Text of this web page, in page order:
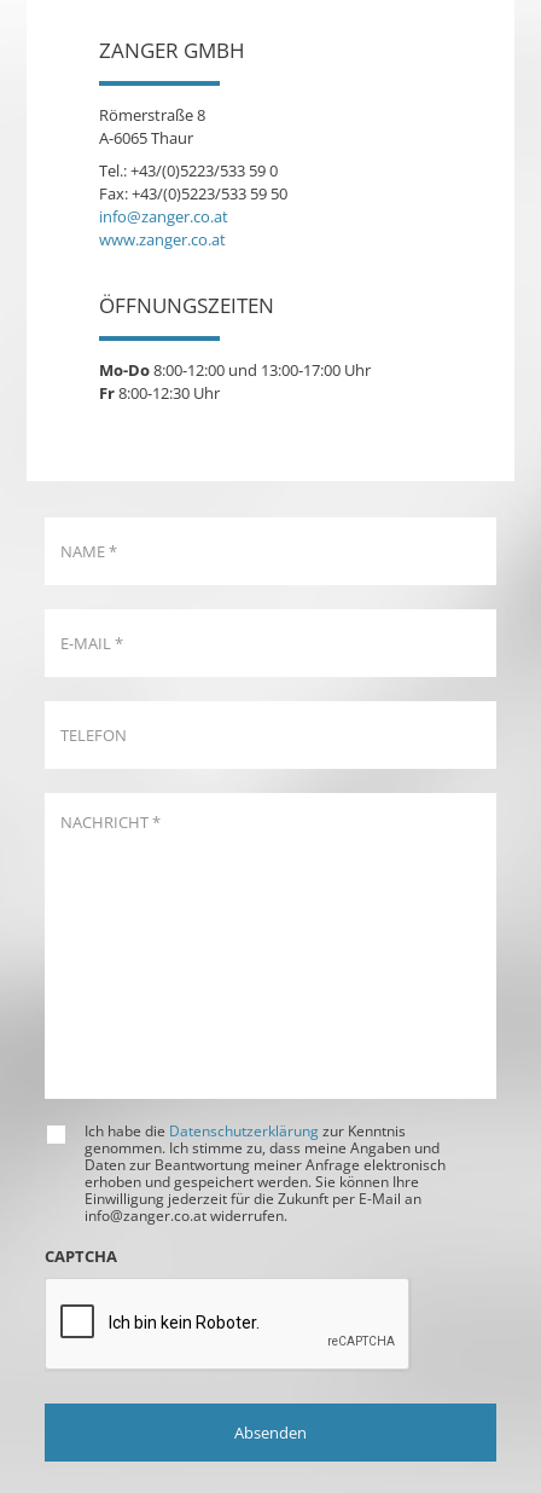
ZANGER GMBH
Römerstraße 8
A-6065 Thaur
Tel.: +43/(0)5223/533 59 0
Fax: +43/(0)5223/533 59 50
info@zanger.co.at
www.zanger.co.at
ÖFFNUNGSZEITEN
Mo-Do8:00-12:00 und 13:00-17:00 Uhr
Fr8:00-12:30 Uhr
Ich habe die Datenschutzerklärungzur Kenntnis
genommen. Ich stimme zu, dass meine Angaben und
Daten zur Beantwortung meiner Anfrage elektronisch
erhoben und gespeichert werden. Sie können Ihre
Einwilligung jederzeit für die Zukunft per E-Mail an
info@zanger.co.at widerrufen.
CAPTCHA